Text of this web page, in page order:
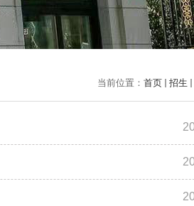
当前位置： 首页 招生